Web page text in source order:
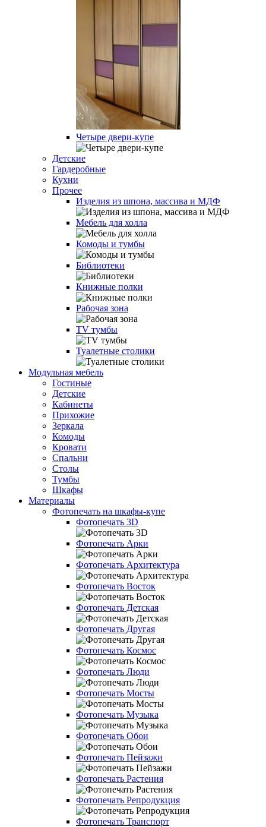
Четыре двери-купе
Детские
Гардеробные
Кухни
Прочее
Изделия из шпона, массива и МДФ
Мебель для холла
Комоды и тумбы
Библиотеки
Книжные полки
Рабочая зона
TV тумбы
Туалетные столики
Модульная мебель
Гостиные
Детские
Кабинеты
Прихожие
Зеркала
Комоды
Кровати
Спальни
Столы
Тумбы
Шкафы
Материалы
Фотопечать на шкафы-купе
Фотопечать 3D
Фотопечать Арки
Фотопечать Архитектура
Фотопечать Восток
Фотопечать Детская
Фотопечать Другая
Фотопечать Космос
Фотопечать Люди
Фотопечать Мосты
Фотопечать Музыка
Фотопечать Обои
Фотопечать Пейзажи
Фотопечать Растения
Фотопечать Репродукция
Фотопечать Транспорт